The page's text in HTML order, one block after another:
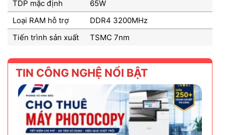
TDP mặc định
65W
Loại RAM hỗ trợ
DDR4 3200MHz
Tiến trình sản xuất
TSMC 7nm
TIN CÔNG NGHỆ NỔI BẬT